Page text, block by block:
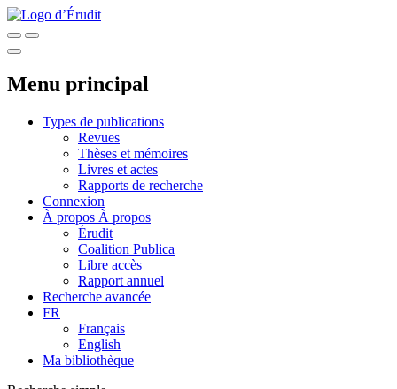
Menu principal
Types de publications
Revues
Thèses et mémoires
Livres et actes
Rapports de recherche
Connexion
À propos À propos
Érudit
Coalition Publica
Libre accès
Rapport annuel
Recherche avancée
FR
Français
English
Ma bibliothèque